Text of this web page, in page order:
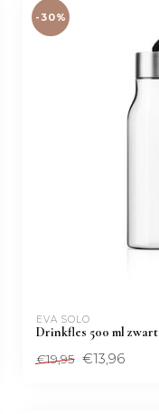
-30%
EVA SOLO
Drinkfles 500 ml zwart
€19,95 €13,96